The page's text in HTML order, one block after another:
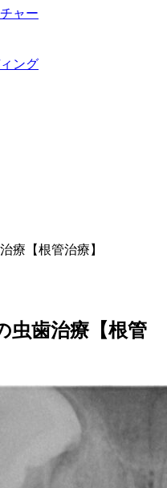
ャー
ング
療【根管治療】
虫歯治療【根管